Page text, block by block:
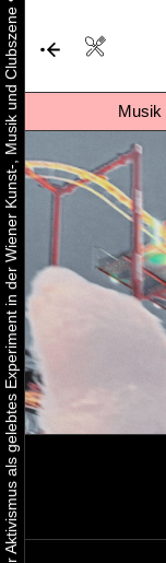
Musik
Urbaner Aktivismus als gelebtes Experiment in der Wiener Kunst-, Musik und Clubszene